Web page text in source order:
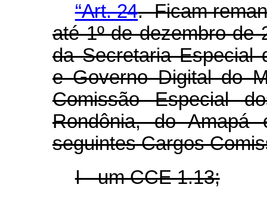
“Art. 24. Ficam
até 1º de dezembro de
da Secretaria Especial
e Governo Digital do
Comissão Especial
Rondônia, do
seguintes Cargos
I - um CCE 1.13;